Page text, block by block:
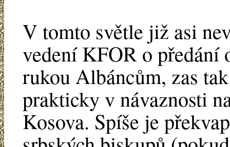
V tomto světle již asi
vedení KFOR o předání
rukou Albáncům, zas
prakticky v návaznosti
Kosova. Spíše je